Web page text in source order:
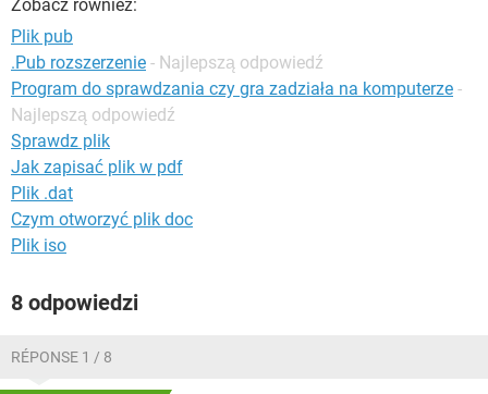
Zobacz również:
Plik pub
.Pub rozszerzenie - Najlepszą odpowiedź
Program do sprawdzania czy gra zadziała na komputerze -
Najlepszą odpowiedź
Sprawdz plik
Jak zapisać plik w pdf
Plik .dat
Czym otworzyć plik doc
Plik iso
8 odpowiedzi
RÉPONSE 1 / 8